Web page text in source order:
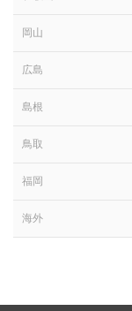
岡山
広島
島根
鳥取
福岡
海外